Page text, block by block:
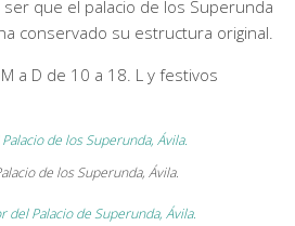
ser que el palacio de los Superunda
conservado su estructura original.
a D de 10 a 18. L y festivos
de los Superunda, Ávila.